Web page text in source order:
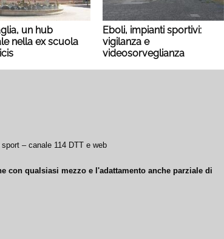
un hub
nella ex scuola
Eboli, impianti sportivi:
vigilanza e
videosorveglianza
– canale 114 DTT e web
con qualsiasi mezzo e l'adattamento anche parziale di